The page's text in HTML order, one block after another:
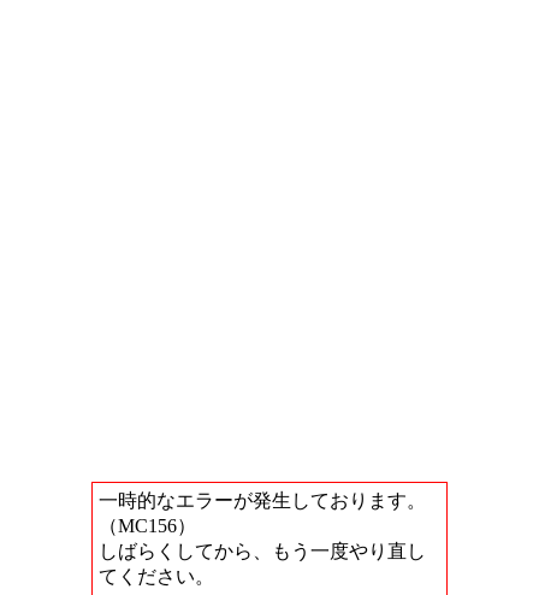
一時的なエラーが発生しております。
（MC156）
しばらくしてから、もう一度やり直し
てください。